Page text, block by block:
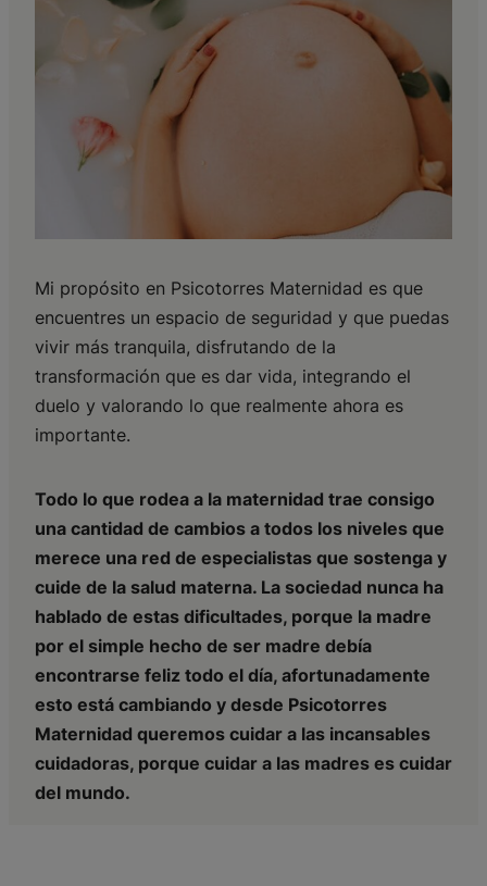
Mi propósito en Psicotorres Maternidad es que
encuentres un espacio de seguridad y que puedas
vivir más tranquila, disfrutando de la
transformación que es dar vida, integrando el
duelo y valorando lo que realmente ahora es
importante.
Todo lo que rodea a la maternidad trae consigo
una cantidad de cambios a todos los niveles que
merece una red de especialistas que sostenga y
cuide de la salud materna. La sociedad nunca ha
hablado de estas dificultades, porque la madre
por el simple hecho de ser madre debía
encontrarse feliz todo el día, afortunadamente
esto está cambiando y desde Psicotorres
Maternidad queremos cuidar a las incansables
cuidadoras, porque cuidar a las madres es cuidar
del mundo.